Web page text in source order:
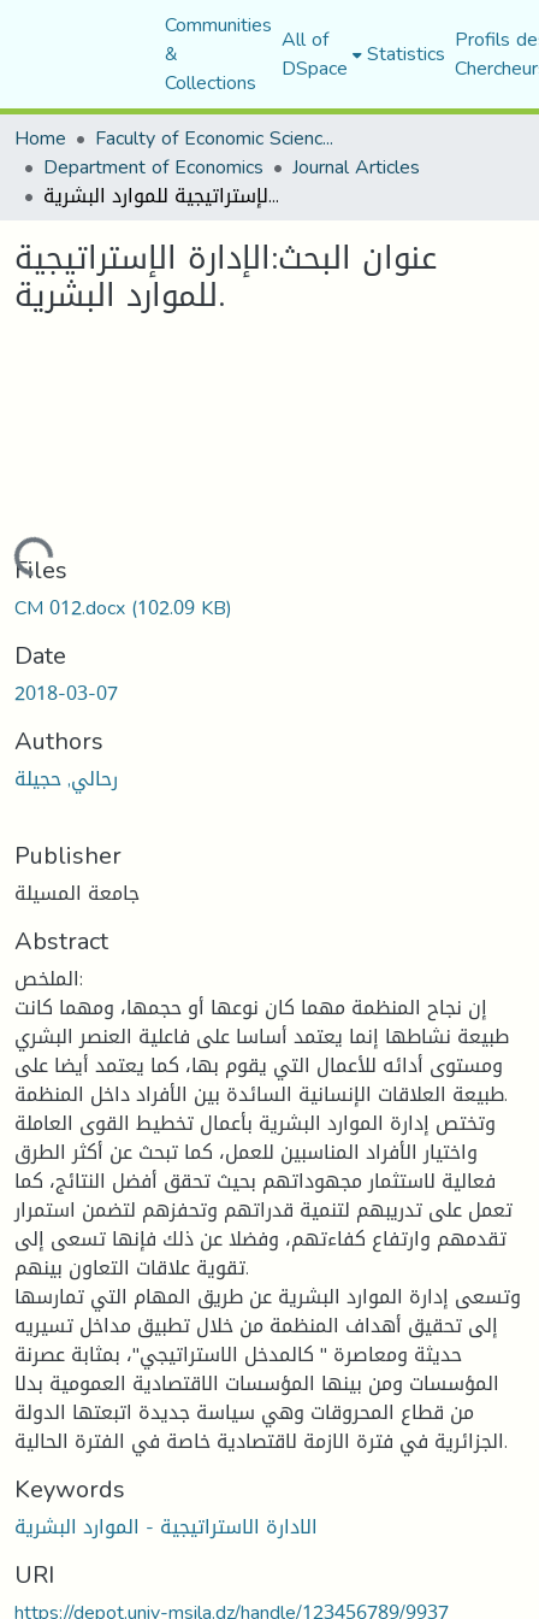
Communities
&
Collections
All of
DSpace Statistics Profils
Home
Faculty of Economic Sciences, Commerce and Management Sciences
Department of Economics Journal Articles
عنوان البحث:الإدارة الإستراتيجية للموارد البشرية.
عنوان البحث:الإدارة الإستراتيجية
للموارد البشرية.
Loading...
Files
CM 012.docx(102.09 KB)
Date
2018-03-07
Authors
رحالي, حجيلة
Publisher
جامعة المسيلة
Abstract
الملخص:
إن نجاح المنظمة مهما كان نوعها أو حجمها، ومهما كانت
طبيعة نشاطها إنما يعتمد أساسا على فاعلية العنصر البشري
ومستوى أدائه للأعمال التي يقوم بها، كما يعتمد أيضا على
طبيعة العلاقات الإنسانية السائدة بين الأفراد داخل المنظمة.
وتختص إدارة الموارد البشرية بأعمال تخطيط القوى العاملة
واختيار الأفراد المناسبين للعمل، كما تبحث عن أكثر الطرق
فعالية لاستثمار مجهوداتهم بحيث تحقق أفضل النتائج، كما
تعمل على تدريبهم لتنمية قدراتهم وتحفزهم لتضمن استمرار
تقدمهم وارتفاع كفاءتهم، وفضلا عن ذلك فإنها تسعى إلى
تقوية علاقات التعاون بينهم.
وتسعى إدارة الموارد البشرية عن طريق المهام التي تمارسها
إلى تحقيق أهداف المنظمة من خلال تطبيق مداخل تسيريه
حديثة ومعاصرة " كالمدخل الاستراتيجي"، بمثابة عصرنة
المؤسسات ومن بينها المؤسسات الاقتصادية العمومية بدلا
من قطاع المحروقات وهي سياسة جديدة اتبعتها الدولة
الجزائرية في فترة الازمة لاقتصادية خاصة في الفترة الحالية.
Keywords
الادارة الاستراتيجية - الموارد البشرية
URI